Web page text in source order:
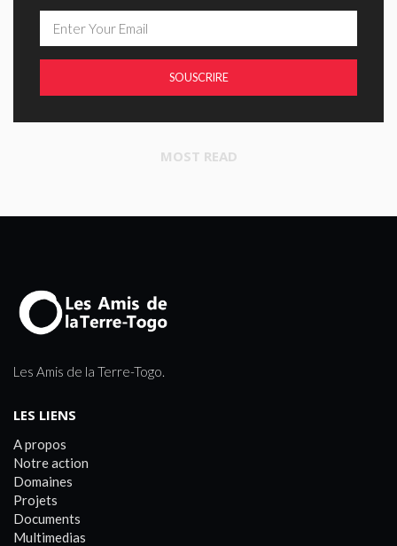
SOUSCRIRE
MOST READ
Les Amis de la Terre-Togo.
LES LIENS
A propos
Notre action
Domaines
Projets
Documents
Multimedias